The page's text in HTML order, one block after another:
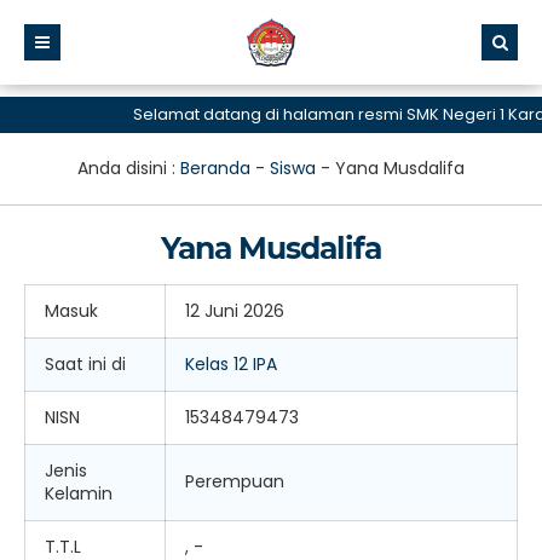
Selamat datang di halaman resmi SMK Negeri 1
Anda disini : Beranda - Siswa - Yana Musdalifa
Yana Musdalifa
Masuk 12 Juni 2026
Saat ini di Kelas 12 IPA
NISN 15348479473
Jenis
Kelamin
Perempuan
T.T.L , -